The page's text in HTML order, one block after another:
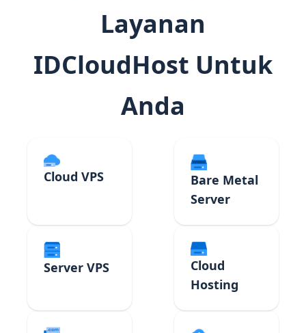
Layanan
IDCloudHost Untuk
Anda
Cloud VPS
Bare Metal
Server
Server VPS
Cloud
Hosting